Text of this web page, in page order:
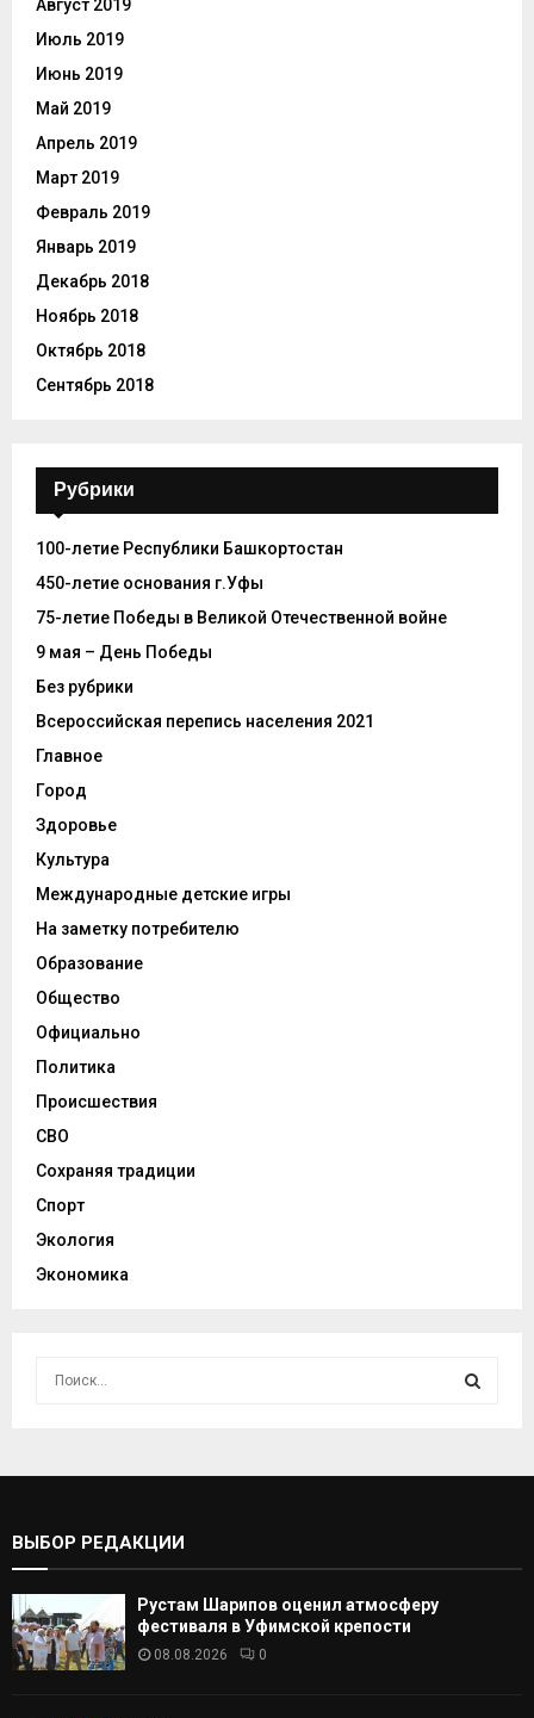
Август 2019
Июль 2019
Июнь 2019
Май 2019
Апрель 2019
Март 2019
Февраль 2019
Январь 2019
Декабрь 2018
Ноябрь 2018
Октябрь 2018
Сентябрь 2018
Рубрики
100-летие Республики Башкортостан
450-летие основания г.Уфы
75-летие Победы в Великой Отечественной войне
9 мая – День Победы
Без рубрики
Всероссийская перепись населения 2021
Главное
Город
Здоровье
Культура
Международные детские игры
На заметку потребителю
Образование
Общество
Официально
Политика
Происшествия
СВО
Сохраняя традиции
Спорт
Экология
Экономика
С
А
ВЫБОР РЕДАКЦИИ
Рустам Шарипов оценил атмосферу
фестиваля в Уфимской крепости
08.08.2026 0